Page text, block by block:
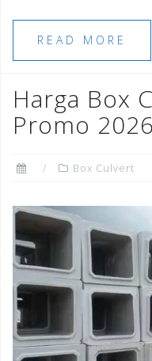
c
e
b
o
o
k
tt
e
r
ai
l
k
dI
n
READ MORE
Harga Box
Promo 2026
Box Culvert